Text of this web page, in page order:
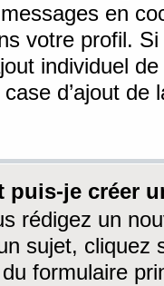
en
votre profil.
individuel
d’ajout
puis-je créer
rédigez un
sujet, cliquez
formulaire